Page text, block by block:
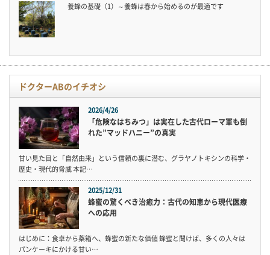
養蜂の基礎（1）～養蜂は春から始めるのが最適です
ドクターABのイチオシ
2026/4/26
「危険なはちみつ」は実在した古代ローマ軍も倒
れた”マッドハニー”の真実
甘い見た目と「自然由来」という信頼の裏に潜む、グラヤノトキシンの科学・
歴史・現代的脅威 本記…
2025/12/31
蜂蜜の驚くべき治癒力：古代の知恵から現代医療
への応用
はじめに：食卓から薬箱へ、蜂蜜の新たな価値 蜂蜜と聞けば、多くの人々は
パンケーキにかける甘い…